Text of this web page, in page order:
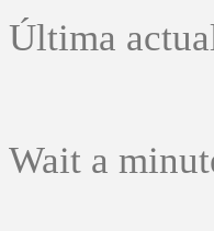
Última
Wait a